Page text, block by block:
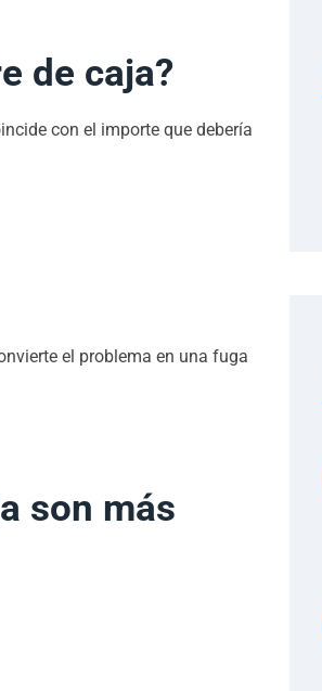
de caja?
con el importe que debería
el problema en una fuga
son más